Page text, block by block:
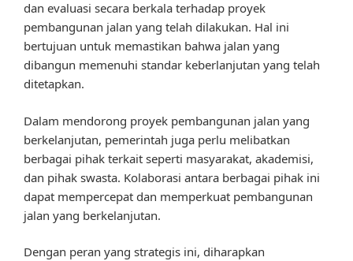
dan evaluasi secara berkala terhadap proyek
pembangunan jalan yang telah dilakukan. Hal ini
bertujuan untuk memastikan bahwa jalan yang
dibangun memenuhi standar keberlanjutan yang telah
ditetapkan.
Dalam mendorong proyek pembangunan jalan yang
berkelanjutan, pemerintah juga perlu melibatkan
berbagai pihak terkait seperti masyarakat, akademisi,
dan pihak swasta. Kolaborasi antara berbagai pihak ini
dapat mempercepat dan memperkuat pembangunan
jalan yang berkelanjutan.
Dengan peran yang strategis ini, diharapkan